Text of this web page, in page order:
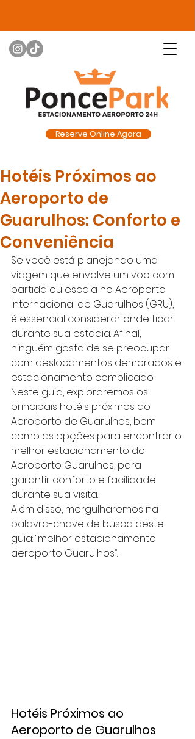
Reserve Online Agora
Hotéis Próximos ao
Aeroporto de
Guarulhos: Conforto e
Conveniência
Se você está planejando uma
viagem que envolve um voo com
partida ou escala no Aeroporto
Internacional de Guarulhos (GRU),
é essencial considerar onde ficar
durante sua estadia. Afinal,
ninguém gosta de se preocupar
com deslocamentos demorados e
estacionamento complicado.
Neste guia, exploraremos os
principais hotéis próximos ao
Aeroporto de Guarulhos, bem
como as opções para encontrar o
melhor estacionamento do
Aeroporto Guarulhos, para
garantir conforto e facilidade
durante sua visita.
Além disso, mergulharemos na
palavra-chave de busca deste
guia: “melhor estacionamento
aeroporto Guarulhos“.
Hotéis Próximos ao
Aeroporto de Guarulhos